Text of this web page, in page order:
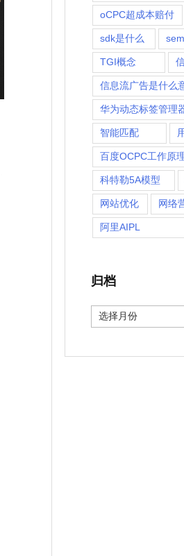
oCPC超成本赔付
sdk是什么 sem
TGI概念
信息流广告是什么
华为动态标签管理
智能匹配
百度OCPC工作原
科特勒5A模型
网站优化 网络
阿里AIPL
归档
归
档